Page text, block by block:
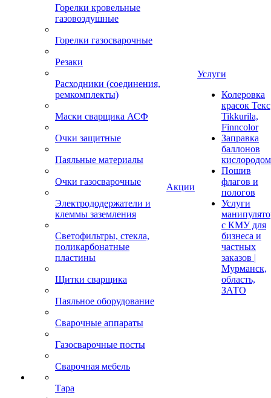
Горелки кровельные
газовоздушные
Горелки газосварочные
Резаки
Расходники (соединения,
ремкомплекты)
Маски сварщика АСФ
Очки защитные
Паяльные материалы
Очки газосварочные
Электрододержатели и
клеммы заземления
Светофильтры, стекла,
поликарбонатные
пластины
Щитки сварщика
Паяльное оборудование
Сварочные аппараты
Газосварочные посты
Сварочная мебель
Тара
Акции
Услуги
Колеровка
красок
Tikkurila,
Finncolor
Заправка
баллонов
кислородом
Пошив
флагов и
пологов
Услуги
с КМУ для
бизнеса и
частных
заказов |
Мурманск,
область,
ЗАТО